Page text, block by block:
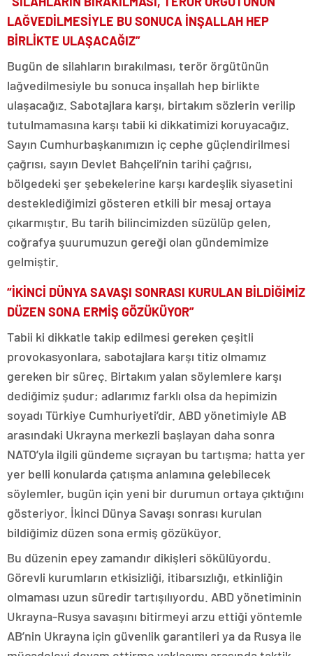
LAĞVEDİLMESİYLE BU SONUCA İNŞALLAH HEP
BİRLİKTE ULAŞACAĞIZ”
Bugün de silahların bırakılması, terör örgütünün
lağvedilmesiyle bu sonuca inşallah hep birlikte
ulaşacağız. Sabotajlara karşı, birtakım sözlerin verilip
tutulmamasına karşı tabii ki dikkatimizi koruyacağız.
Sayın Cumhurbaşkanımızın iç cephe güçlendirilmesi
çağrısı, sayın Devlet Bahçeli’nin tarihi çağrısı,
bölgedeki şer şebekelerine karşı kardeşlik siyasetini
desteklediğimizi gösteren etkili bir mesaj ortaya
çıkarmıştır. Bu tarih bilincimizden süzülüp gelen,
coğrafya şuurumuzun gereği olan gündemimize
gelmiştir.
“İKİNCİ DÜNYA SAVAŞI SONRASI KURULAN BİLDİĞİMİZ
DÜZEN SONA ERMİŞ GÖZÜKÜYOR”
Tabii ki dikkatle takip edilmesi gereken çeşitli
provokasyonlara, sabotajlara karşı titiz olmamız
gereken bir süreç. Birtakım yalan söylemlere karşı
dediğimiz şudur; adlarımız farklı olsa da hepimizin
soyadı Türkiye Cumhuriyeti’dir. ABD yönetimiyle AB
arasındaki Ukrayna merkezli başlayan daha sonra
NATO’yla ilgili gündeme sıçrayan bu tartışma; hatta yer
yer belli konularda çatışma anlamına gelebilecek
söylemler, bugün için yeni bir durumun ortaya çıktığını
gösteriyor. İkinci Dünya Savaşı sonrası kurulan
bildiğimiz düzen sona ermiş gözüküyor.
Bu düzenin epey zamandır dikişleri sökülüyordu.
Görevli kurumların etkisizliği, itibarsızlığı, etkinliğin
olmaması uzun süredir tartışılıyordu. ABD yönetiminin
Ukrayna-Rusya savaşını bitirmeyi arzu ettiği yöntemle
AB’nin Ukrayna için güvenlik garantileri ya da Rusya ile